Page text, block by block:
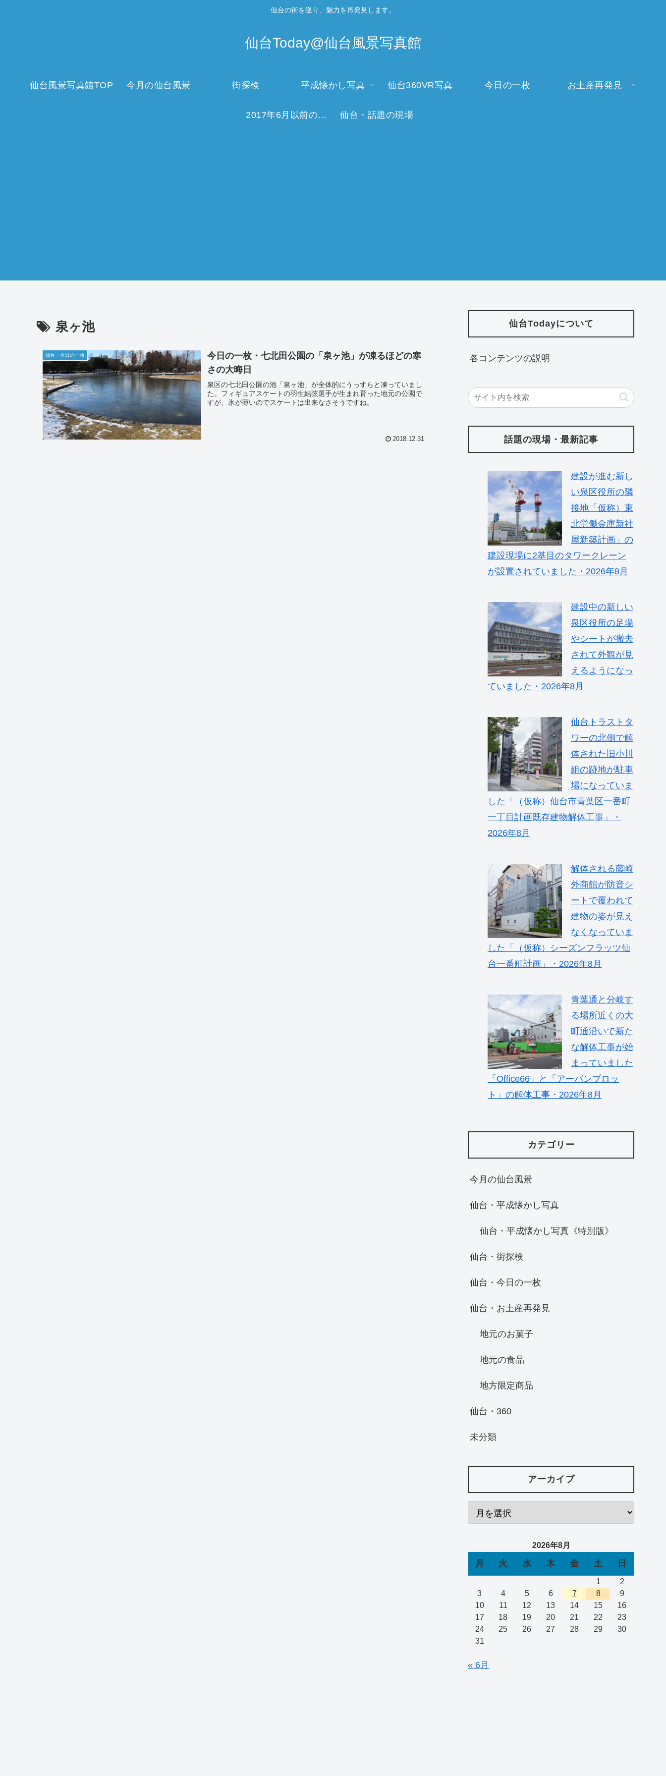
仙台の街を巡り、魅力を再発見します。
仙台Today@仙台風景写真館
仙台風景写真館TOP 今月の仙台風景 街探検 平成懐かし写真 仙台360VR写真 今日の一枚 お土産再発見
2017年6月以前の今日の一枚 仙台・話題の現場
泉ヶ池
仙台・今日の一枚
今日の一枚・七北田公園の「泉ヶ池」が凍るほどの寒
さの大晦日
泉区の七北田公園の池「泉ヶ池」が全体的にうっすらと凍っていまし
た。フィギュアスケートの羽生結弦選手が生まれ育った地元の公園で
すが、氷が薄いのでスケートは出来なさそうですね。
2018.12.31
仙台Todayについて
各コンテンツの説明
話題の現場・最新記事
建設が進む新し
い泉区役所の隣
接地「仮称）東
北労働金庫新社
屋新築計画」の
建設現場に2基目のタワークレーン
が設置されていました・2026年8月
建設中の新しい
泉区役所の足場
やシートが撤去
されて外観が見
えるようになっ
ていました・2026年8月
仙台トラストタ
ワーの北側で解
体された旧小川
組の跡地が駐車
場になっていま
した「（仮称）仙台市青葉区一番町
一丁目計画既存建物解体工事」・
2026年8月
解体される藤崎
外商館が防音シ
ートで覆われて
建物の姿が見え
なくなっていま
した「（仮称）シーズンフラッツ仙
台一番町計画」・2026年8月
青葉通と分岐す
る場所近くの大
町通沿いで新た
な解体工事が始
まっていました
「Office66」と「アーバンプロッ
ト」の解体工事・2026年8月
カテゴリー
今月の仙台風景
仙台・平成懐かし写真
仙台・平成懐かし写真《特別版》
仙台・街探検
仙台・今日の一枚
仙台・お土産再発見
地元のお菓子
地元の食品
地方限定商品
仙台・360
未分類
アーカイブ
2026年8月
月 火 水 木 金 土 日
1
2
3
4 5 6 7 8
9
10
11 12 13 14 15
16
17
18 19 20 21 22
23
24
25 26 27 28 29
30
31
« 6月